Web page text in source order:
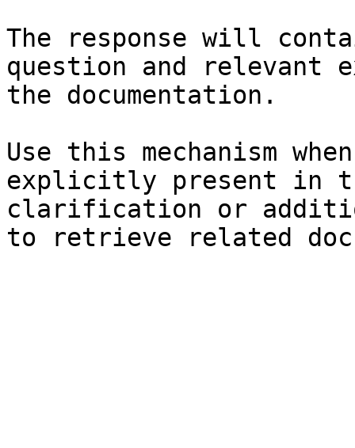
The response will
question and relevant
the documentation.
Use this mechanism
explicitly present in
clarification or